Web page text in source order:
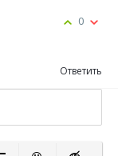
0
Ответить